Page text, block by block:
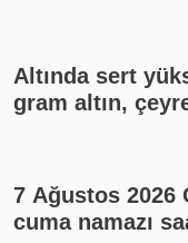
Altında sert yükseliş! 6 Ağustos
gram altın,
7 Ağustos 2026
cuma namazı